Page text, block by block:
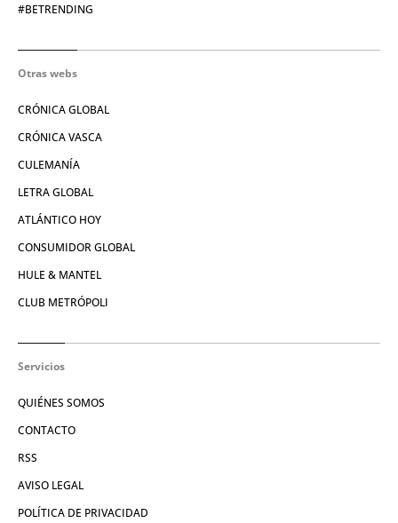
#BETRENDING
Otras webs
CRÓNICA GLOBAL
CRÓNICA VASCA
CULEMANÍA
LETRA GLOBAL
ATLÁNTICO HOY
CONSUMIDOR GLOBAL
HULE & MANTEL
CLUB METRÓPOLI
Servicios
QUIÉNES SOMOS
CONTACTO
RSS
AVISO LEGAL
POLÍTICA DE PRIVACIDAD